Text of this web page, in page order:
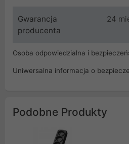
Gwarancja
producenta
24
Osoba odpowiedzialna i
Uniwersalna informacja o
Podobne Produkty